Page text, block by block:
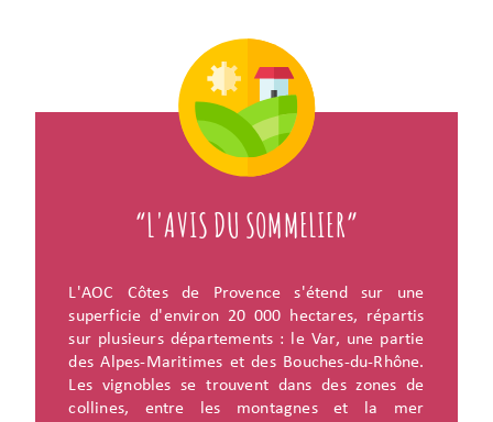
“L'AVIS DU SOMMELIER”
L'AOC Côtes de Provence s'étend sur une
superficie d'environ 20 000 hectares, répartis
sur plusieurs départements : le Var, une partie
des Alpes-Maritimes et des Bouches-du-Rhône.
Les vignobles se trouvent dans des zones de
collines, entre les montagnes et la mer